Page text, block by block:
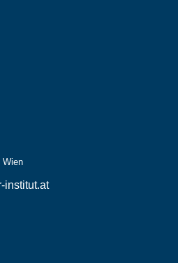
Wien
institut.at